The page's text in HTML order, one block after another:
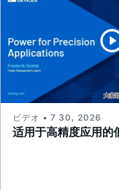
适用于高精度应用的
ビデオ • 7 30, 2026